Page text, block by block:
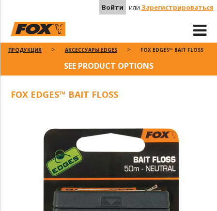
Войти или Зарегистрироваться
ПРОДУКЦИЯ АКСЕССУАРЫ EDGES FOX EDGES™ BAIT FLOSS
SEE PRODUCT OPTIONS
FOX EDGES™ BAIT FLOSS